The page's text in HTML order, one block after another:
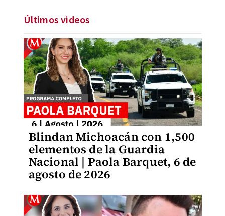
Últimos videos
Blindan Michoacán con 1,500
elementos de la Guardia
Nacional | Paola Barquet, 6 de
agosto de 2026